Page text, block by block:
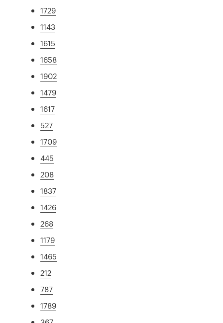
1729
1143
1615
1658
1902
1479
1617
527
1709
445
208
1837
1426
268
1179
1465
212
787
1789